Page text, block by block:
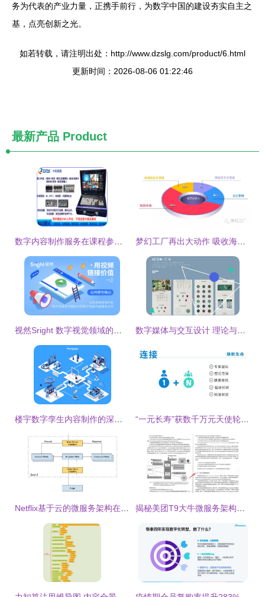
务为代表的产业力量，正携手前行，为数字中国的建设夯实自主之
基，点亮创新之光。
如若转载，请注明出处：http://www.dzslg.com/product/6.html
更新时间：2026-08-06 01:22:46
最新产品 Product